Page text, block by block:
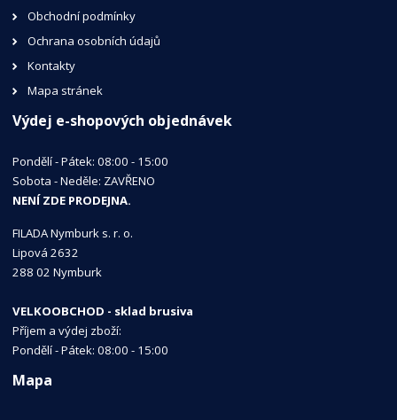
Obchodní podmínky
Ochrana osobních údajů
Kontakty
Mapa stránek
Výdej e-shopových objednávek
Pondělí - Pátek: 08:00 - 15:00
Sobota - Neděle: ZAVŘENO
NENÍ ZDE PRODEJNA.
FILADA Nymburk s. r. o.
Lipová 2632
288 02 Nymburk
VELKOOBCHOD - sklad brusiva
Příjem a výdej zboží:
Pondělí - Pátek: 08:00 - 15:00
Mapa